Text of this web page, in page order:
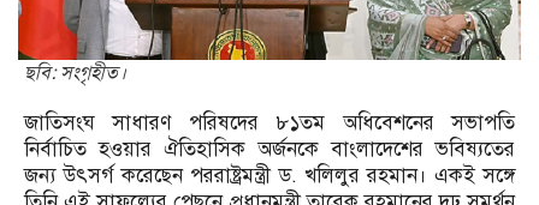
ছবি: সংগৃহীত।
জাতিসংঘ সাধারণ পরিষদের ৮১তম অধিবেশনের সভাপতি
নির্বাচিত হওয়ার ঐতিহাসিক অর্জনকে বাংলাদেশের ভবিষ্যতের
জন্য উৎসর্গ করেছেন পররাষ্ট্রমন্ত্রী ড. খলিলুর রহমান। একই সঙ্গে